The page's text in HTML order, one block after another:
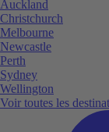
Auckland
Christchurch
Melbourne
Newcastle
Perth
Sydney
Wellington
Voir toutes les